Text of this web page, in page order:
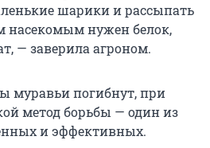
шарики и рассыпать
насекомым нужен белок,
— заверила агроном.
муравьи погибнут, при
метод борьбы — один из
и эффективных.